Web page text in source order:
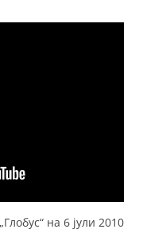
на 6 јули 2010